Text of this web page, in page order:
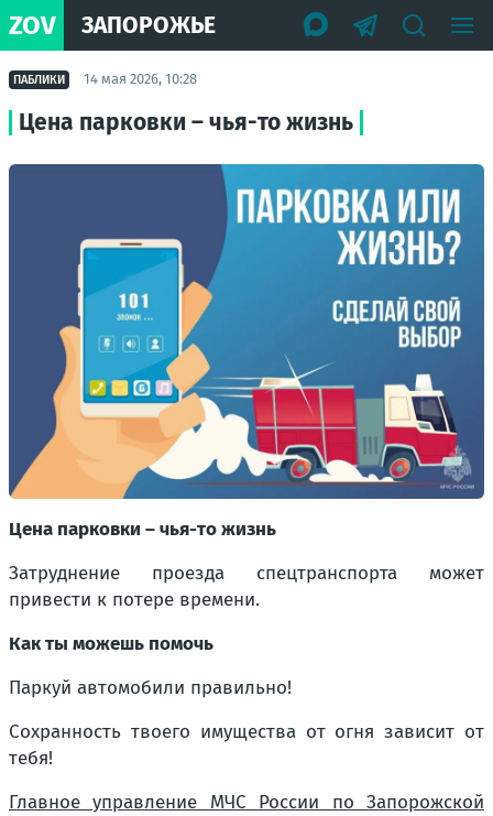
ZOV ЗАПОРОЖЬЕ
ПАБЛИКИ 14 мая 2026, 10:28
Цена парковки – чья-то жизнь
Цена парковки – чья-то жизнь
Затруднение проезда спецтранспорта может
привести к потере времени.
Как ты можешь помочь
Паркуй автомобили правильно!
Сохранность твоего имущества от огня зависит от
тебя!
Главное управление МЧС России по Запорожской